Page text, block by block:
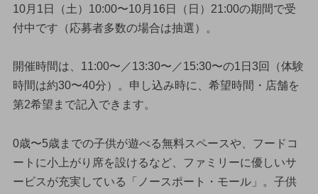
10月1日（土）10:00〜10月16日（日）21:00の期間で受
付中です（応募者多数の場合は抽選）。
開催時間は、11:00〜／13:30〜／15:30〜の1日3回（体験
時間は約30〜40分）。申し込み時に、希望時間・店舗を
第2希望まで記入できます。
0歳〜5歳までの子供が遊べる無料スペースや、フードコ
ートに小上がり席を設けるなど、ファミリーに優しいサ
ービスが充実している「ノースポート・モール」。子供